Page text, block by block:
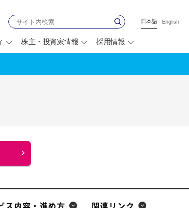
日本語 English
株主・投資家情報 採用情報
ス内容・進め方 関連リンク